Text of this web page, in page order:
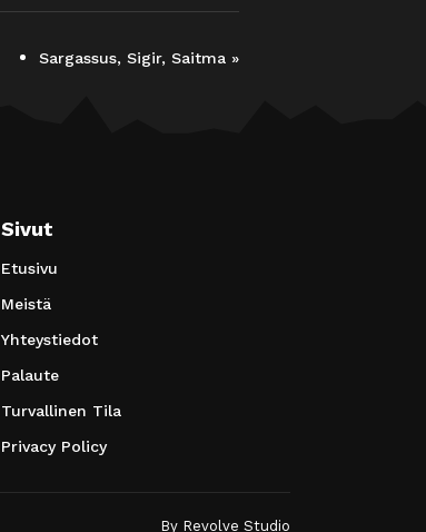
Sargassus, Sigir, Saitma »
Sivut
Etusivu
Meistä
Yhteystiedot
Palaute
Turvallinen Tila
Privacy Policy
By Revolve Studio